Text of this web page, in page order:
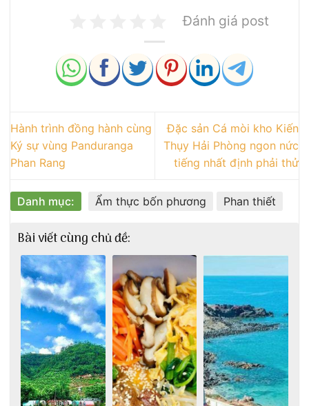
Đánh giá post
Hành trình đồng hành cùng
Ký sự vùng Panduranga
Phan Rang
Đặc sản Cá mòi kho Kiến
Thụy Hải Phòng ngon nức
tiếng nhất định phải thử
Danh mục: Ẩm thực bốn phương Phan thiết
Bài viết cùng chủ đề: